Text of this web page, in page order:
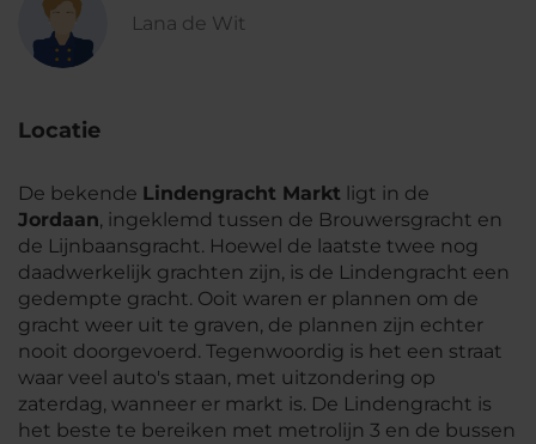
Lana de Wit
Locatie
De bekende Lindengracht Markt ligt in de
Jordaan, ingeklemd tussen de Brouwersgracht en
de Lijnbaansgracht. Hoewel de laatste twee nog
daadwerkelijk grachten zijn, is de Lindengracht een
gedempte gracht. Ooit waren er plannen om de
gracht weer uit te graven, de plannen zijn echter
nooit doorgevoerd. Tegenwoordig is het een straat
waar veel auto's staan, met uitzondering op
zaterdag, wanneer er markt is. De Lindengracht is
het beste te bereiken met metrolijn 3 en de bussen